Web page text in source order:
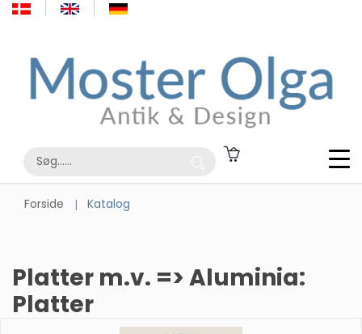
Forside Katalog
Platter m.v. => Aluminia:
Platter